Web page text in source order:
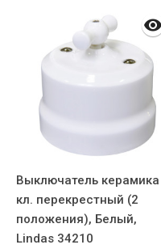
Выключатель керамика
кл. перекрестный (2
положения), Белый,
Lindas 34210